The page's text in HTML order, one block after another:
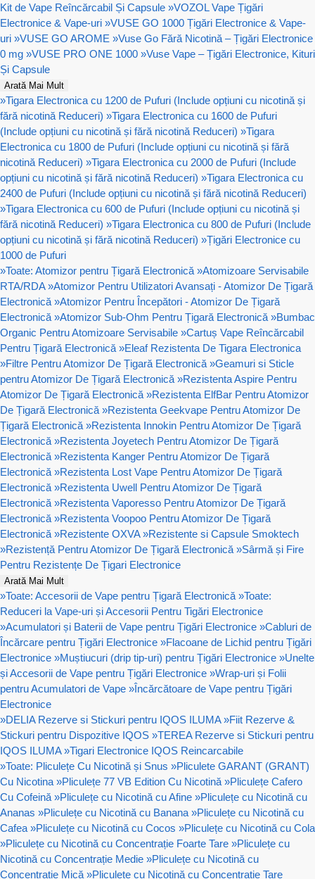
Kit de Vape Reîncărcabil Și Capsule »VOZOL Vape Țigări
Electronice & Vape-uri »VUSE GO 1000 Țigări Electronice & Vape-
uri »VUSE GO AROME »Vuse Go Fără Nicotină – Țigări Electronice
0 mg »VUSE PRO ONE 1000 »Vuse Vape – Țigări Electronice, Kituri
Și Capsule
Arată Mai Mult
»Tigara Electronica cu 1200 de Pufuri (Include opțiuni cu nicotină și
fără nicotină Reduceri) »Tigara Electronica cu 1600 de Pufuri
(Include opțiuni cu nicotină și fără nicotină Reduceri) »Tigara
Electronica cu 1800 de Pufuri (Include opțiuni cu nicotină și fără
nicotină Reduceri) »Tigara Electronica cu 2000 de Pufuri (Include
opțiuni cu nicotină și fără nicotină Reduceri) »Tigara Electronica cu
2400 de Pufuri (Include opțiuni cu nicotină și fără nicotină Reduceri)
»Tigara Electronica cu 600 de Pufuri (Include opțiuni cu nicotină și
fără nicotină Reduceri) »Tigara Electronica cu 800 de Pufuri (Include
opțiuni cu nicotină și fără nicotină Reduceri) »Țigări Electronice cu
1000 de Pufuri
»Toate: Atomizor pentru Țigară Electronică »Atomizoare Servisabile
RTA/RDA »Atomizor Pentru Utilizatori Avansați - Atomizor De Țigară
Electronică »Atomizor Pentru Începători - Atomizor De Țigară
Electronică »Atomizor Sub-Ohm Pentru Țigară Electronică »Bumbac
Organic Pentru Atomizoare Servisabile »Cartuș Vape Reîncărcabil
Pentru Țigară Electronică »Eleaf Rezistenta De Tigara Electronica
»Filtre Pentru Atomizor De Țigară Electronică »Geamuri si Sticle
pentru Atomizor De Țigară Electronică »Rezistenta Aspire Pentru
Atomizor De Țigară Electronică »Rezistenta ElfBar Pentru Atomizor
De Țigară Electronică »Rezistenta Geekvape Pentru Atomizor De
Țigară Electronică »Rezistenta Innokin Pentru Atomizor De Țigară
Electronică »Rezistenta Joyetech Pentru Atomizor De Țigară
Electronică »Rezistenta Kanger Pentru Atomizor De Țigară
Electronică »Rezistenta Lost Vape Pentru Atomizor De Țigară
Electronică »Rezistenta Uwell Pentru Atomizor De Țigară
Electronică »Rezistenta Vaporesso Pentru Atomizor De Țigară
Electronică »Rezistenta Voopoo Pentru Atomizor De Țigară
Electronică »Rezistente OXVA »Rezistente si Capsule Smoktech
»Rezistență Pentru Atomizor De Țigară Electronică »Sârmă și Fire
Pentru Rezistențe De Țigari Electronice
Arată Mai Mult
»Toate: Accesorii de Vape pentru Țigară Electronică »Toate:
Reduceri la Vape-uri și Accesorii Pentru Tigări Electronice
»Acumulatori și Baterii de Vape pentru Țigări Electronice »Cabluri de
Încărcare pentru Țigări Electronice »Flacoane de Lichid pentru Țigări
Electronice »Muștiucuri (drip tip-uri) pentru Țigări Electronice »Unelte
și Accesorii de Vape pentru Țigări Electronice »Wrap-uri și Folii
pentru Acumulatori de Vape »Încărcătoare de Vape pentru Țigări
Electronice
»DELIA Rezerve si Stickuri pentru IQOS ILUMA »Fiit Rezerve &
Stickuri pentru Dispozitive IQOS »TEREA Rezerve si Stickuri pentru
IQOS ILUMA »Tigari Electronice IQOS Reincarcabile
»Toate: Pliculețe Cu Nicotină și Snus »Pliculete GARANT (GRANT)
Cu Nicotina »Pliculețe 77 VB Edition Cu Nicotină »Pliculețe Cafero
Cu Cofeină »Pliculețe cu Nicotină cu Afine »Pliculețe cu Nicotină cu
Ananas »Pliculețe cu Nicotină cu Banana »Pliculețe cu Nicotină cu
Cafea »Pliculețe cu Nicotină cu Cocos »Pliculețe cu Nicotină cu Cola
»Pliculețe cu Nicotină cu Concentrație Foarte Tare »Pliculețe cu
Nicotină cu Concentrație Medie »Pliculețe cu Nicotină cu
Concentrație Mică »Pliculețe cu Nicotină cu Concentrație Tare